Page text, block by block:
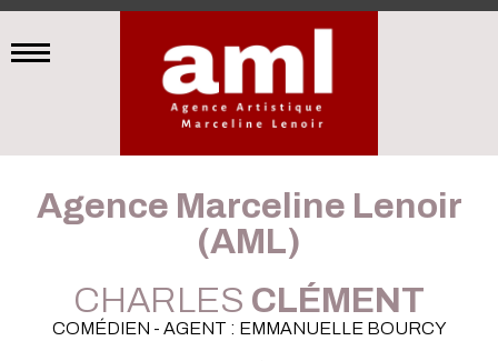
Agence Marceline Lenoir
(AML)
CHARLES CLÉMENT
COMÉDIEN - AGENT : EMMANUELLE BOURCY